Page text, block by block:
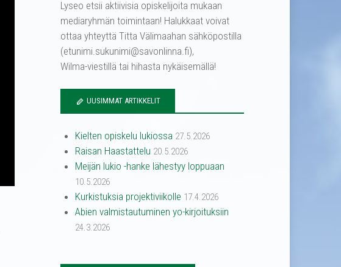
Lyseo etsii aktiivisia opiskelijoita mukaan
mediaryhmän toimintaan! Halukkaat voivat
ottaa yhteyttä Titta Välimaahan sähköpostilla
(etunimi.sukunimi@savonlinna.fi),
Wilma-viestillä tai hihasta nykäisemällä!
UUSIMMAT ARTIKKELIT
Kielten opiskelu lukiossa 27.5.2026
Raisan Haastattelu 20.5.2026
Meijän lukio -hanke lähestyy loppuaan
10.5.2026
Kurkistuksia projektiviikolle 17.4.2026
Abien valmistautuminen yo-kirjoituksiin
24.3.2026